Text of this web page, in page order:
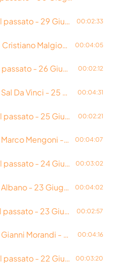
Le classifiche del passato - 29 Giugno 1993 00:02:33
Buongiorno VIP - Cristiano Malgioglio - 26 Giugno 00:04:05
Le classifiche del passato - 26 Giugno 1989 00:02:12
Buongiorno VIP - Sal Da Vinci - 25 Giugno 00:04:31
Le classifiche del passato - 25 Giugno 2017 00:02:21
Buongiorno VIP - Marco Mengoni - 24 Giugno 2026 00:04:07
Le classifiche del passato - 24 Giugno 2001 00:03:02
Buongiorno VIP - Albano - 23 Giugno 2026 00:04:02
Le classifiche del passato - 23 Giugno 1996 00:02:57
Buongiorno VIP - Gianni Morandi - 22 Giugno 2026 00:04:16
Le classifiche del passato - 22 Giugno 1988 00:03:20